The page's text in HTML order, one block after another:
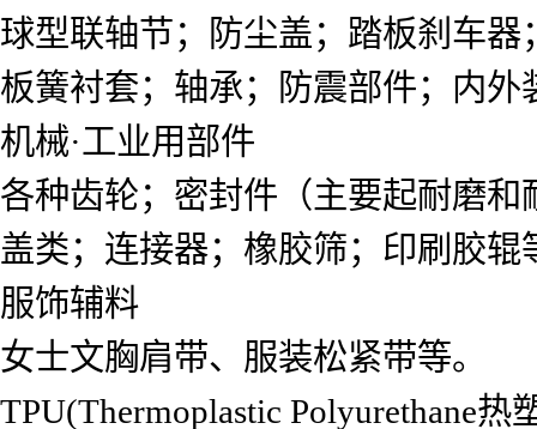
球型联轴节；防尘盖；踏板刹车器
板簧衬套；轴承；防震部件；内外
机械·工业用部件
各种齿轮；密封件（主要起耐磨
盖类；连接器；橡胶筛；印刷胶辊
服饰辅料
女士文胸肩带、服装松紧带等。
TPU(Thermoplastic Polyurethane